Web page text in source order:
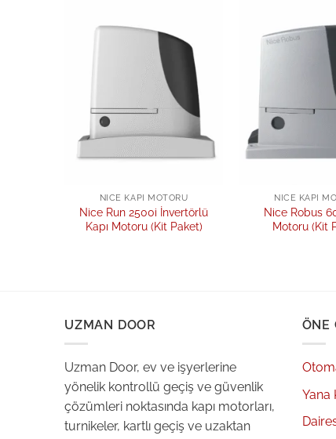
Add to
wishlist
NICE KAPI MOTORU
Nice Run 2500i İnvertörlü
Kapı Motoru (Kit Paket)
NICE KAPI
Nice Robus
Motoru (Kit
UZMAN DOOR
Uzman Door, ev ve işyerlerine
yönelik kontrollü geçiş ve güvenlik
çözümleri noktasında kapı motorları,
turnikeler, kartlı geçiş ve uzaktan
ÖNE
Yana